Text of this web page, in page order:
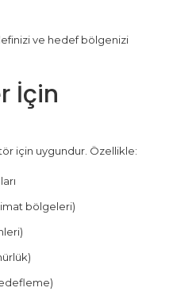
ve hedef bölgenizi
İçin
için uygundur. Özellikle:
bölgeleri)